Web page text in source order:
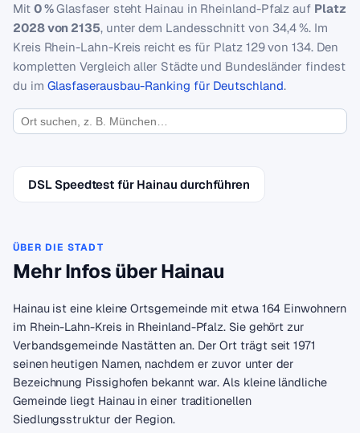
Mit 0 %Glasfaser steht Hainau in Rheinland-Pfalz auf Platz
2028 von 2135, unter dem Landesschnitt von 34,4 %. Im
Kreis Rhein-Lahn-Kreis reicht es für Platz 129 von 134. Den
kompletten Vergleich aller Städte und Bundesländer findest
du im Glasfaserausbau-Ranking für Deutschland.
DSL Speedtest für Hainau durchführen
ÜBER DIE STADT
Mehr Infos über Hainau
Hainau ist eine kleine Ortsgemeinde mit etwa 164 Einwohnern
im Rhein-Lahn-Kreis in Rheinland-Pfalz. Sie gehört zur
Verbandsgemeinde Nastätten an. Der Ort trägt seit 1971
seinen heutigen Namen, nachdem er zuvor unter der
Bezeichnung Pissighofen bekannt war. Als kleine ländliche
Gemeinde liegt Hainau in einer traditionellen
Siedlungsstruktur der Region.